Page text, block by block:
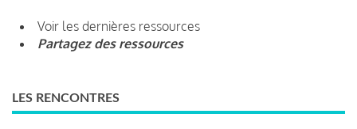
Voir les dernières ressources
Partagez des ressources
LES RENCONTRES